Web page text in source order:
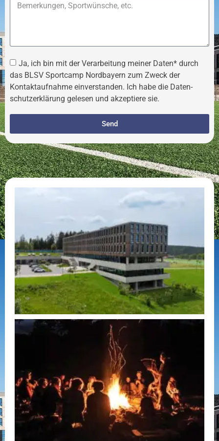
Ja, ich bin mit der Verar­bei­tung meiner Daten* durch
das BLSV Sportcamp Nordbayern zum Zweck der
Kontakt­auf­nahme einver­standen. Ich habe die Daten­
schutz­er­klä­rung gelesen und akzep­tiere sie.
Send